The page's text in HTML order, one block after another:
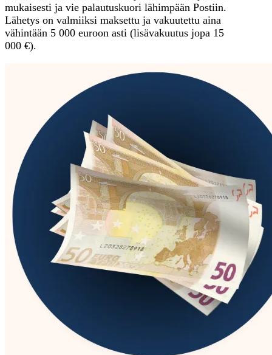
mukaisesti ja vie palautuskuori lähimpään Postiin.
Lähetys on valmiiksi maksettu ja vakuutettu aina
vähintään 5 000 euroon asti (lisävakuutus jopa 15
000 €).